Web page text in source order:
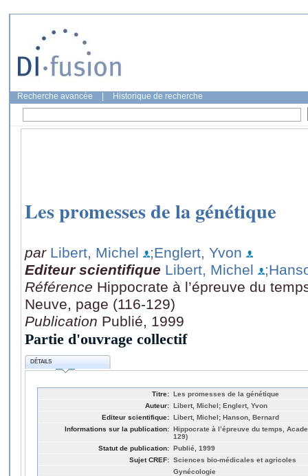
Recherche avancée Historique de recherche
Les promesses de la génétique
par Libert, Michel
;Englert, Yvon
Editeur scientifique Libert, Michel
Référence Hippocrate à l’épreuve du
Neuve, page (116-129)
Publication Publié, 1999
Partie d'ouvrage collectif
DÉTAILS
Titre: Les promesses de la génétique
Auteur: Libert, Michel; Englert, Yvon
Editeur scientifique: Libert, Michel; Hanson, Bernard
Informations sur la publication: Hippocrate à l’épreuve du temps,
129)
Statut de publication: Publié, 1999
Sujet CREF: Sciences bio-médicales et agricoles
Gynécologie